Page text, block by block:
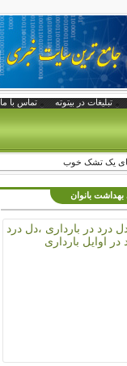
تبلیغات در بیتوته تماس با ما
یک تشک خوب
بهداشت بانوان